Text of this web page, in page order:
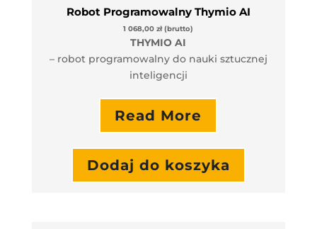
Robot Programowalny Thymio AI
1 068,00zł (brutto)
THYMIO AI
– robot programowalny do nauki sztucznej
inteligencji
Read More
Dodaj do koszyka